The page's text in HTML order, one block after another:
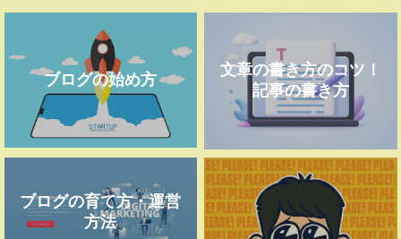
ブログの始め方
文章の書き方のコツ！
記事の書き方
ブログの育て方・運営
方法